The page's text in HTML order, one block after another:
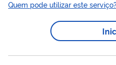
(REIDI) Para utilizar esse serviço você deve ter um cadastro
como usuário externo do SEI-
acesse o serviço " Solicitar
Quem pode utilizar este